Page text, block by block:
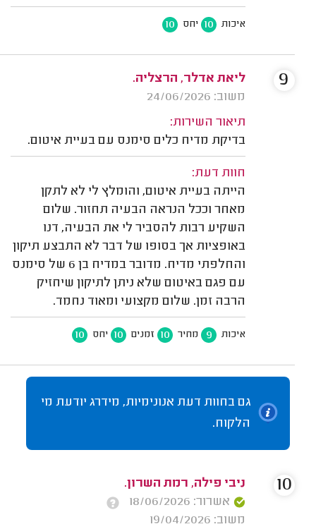
איכות 10 יחס 10
ליאת אדלר, הרצליה.
משוב: 24/06/2026
תיאור השירות:
בדיקת מדיח כלים סימנס עם בעיית איטום.
חוות דעת:
הייתה בעיית איטום, והומלץ לי לא לתקן
מאחר וככל הנראה הבעיה תחזור. שלום
השקיע רבות להסביר לי את הבעיה, דנו
באופציות אך בסופו של דבר לא התבצע תיקון
והחלפתי מדיח. מדובר במדיח בן 6 של סימנס
עם פגם באיטום שלא ניתן לתיקון שיחזיק
הרבה זמן. שלום מקצועי ומאוד נחמד.
איכות 9 מחיר 10 זמנים 10 יחס 10
9
גם בחוות דעת אנונימיות, מידרג יודעת מי
הלקוח.
ניבי פילה, רמת השרון.
אשרור: 18/06/2026
משוב: 19/04/2026
10